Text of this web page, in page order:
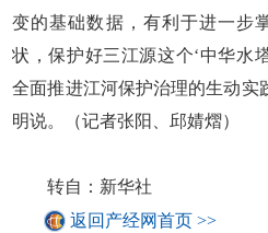
变的基础数据，有利于进一步
状，保护好三江源这个‘中华水
全面推进江河保护治理的生动实
明说。（记者张阳、邱婧熠）
转自：新华社
返回产经网首页 >>